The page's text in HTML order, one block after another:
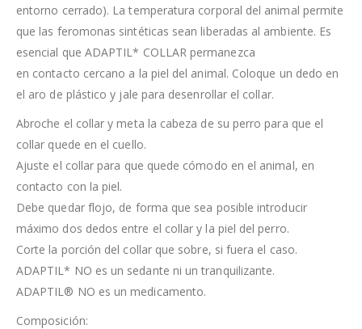
entorno cerrado). La temperatura corporal del animal permite
que las feromonas sintéticas sean liberadas al ambiente. Es
esencial que ADAPTIL* COLLAR permanezca
en contacto cercano a la piel del animal. Coloque un dedo en
el aro de plástico y jale para desenrollar el collar.
Abroche el collar y meta la cabeza de su perro para que el
collar quede en el cuello.
Ajuste el collar para que quede cómodo en el animal, en
contacto con la piel.
Debe quedar flojo, de forma que sea posible introducir
máximo dos dedos entre el collar y la piel del perro.
Corte la porción del collar que sobre, si fuera el caso.
ADAPTIL* NO es un sedante ni un tranquilizante.
ADAPTIL® NO es un medicamento.
Composición: